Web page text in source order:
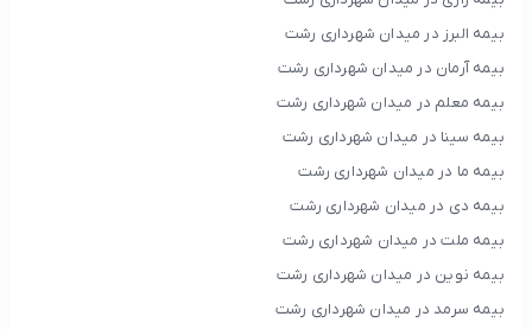
بیمه البرز در میدان شهرداری رشت
بیمه آرمان در میدان شهرداری رشت
بیمه معلم در میدان شهرداری رشت
بیمه سینا در میدان شهرداری رشت
بیمه ما در میدان شهرداری رشت
بیمه دی در میدان شهرداری رشت
بیمه ملت در میدان شهرداری رشت
بیمه نوین در میدان شهرداری رشت
بیمه سرمد در میدان شهرداری رشت